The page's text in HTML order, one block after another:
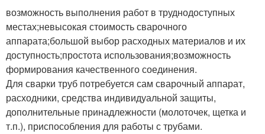
возможность выполнения работ в труднодоступных
местах;невысокая стоимость сварочного
аппарата;большой выбор расходных материалов и их
доступность;простота использования;возможность
формирования качественного соединения.
Для сварки труб потребуется сам сварочный аппарат,
расходники, средства индивидуальной защиты,
дополнительные принадлежности (молоточек, щетка и
т.п.), приспособления для работы с трубами.